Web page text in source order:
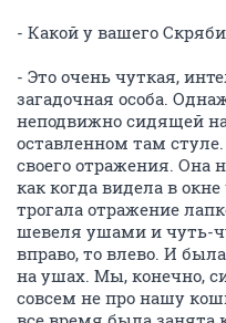
- Какой у вашего
- Это очень чуткая,
загадочная особа.
неподвижно сидящей
оставленном там
своего отражения. Она
как когда видела в
трогала отражение
шевеля ушами и чуть-
вправо, то влево. И
на ушах. Мы, конечно,
совсем не про нашу